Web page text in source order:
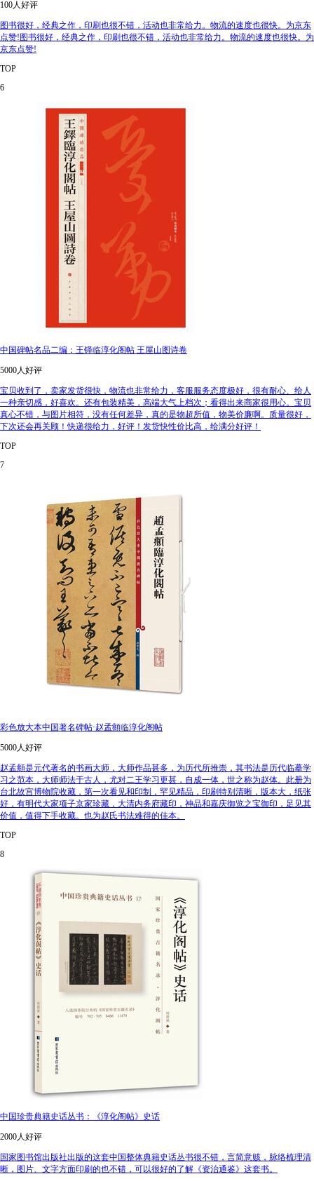
100人好评
图书很好，经典之作，印刷也很不错，活动也非常给力。物流的速度也很快。为京东
点赞!图书很好，经典之作，印刷也很不错，活动也非常给力。物流的速度也很快。为
京东点赞!
TOP
6
中国碑帖名品二编：王铎临淳化阁帖 王屋山图诗卷
5000人好评
宝贝收到了，卖家发货很快，物流也非常给力，客服服务态度极好，很有耐心、给人
一种亲切感，好喜欢。还有包装精美，高端大气上档次；看得出来商家很用心。宝贝
真心不错，与图片相符，没有任何差异，真的是物超所值，物美价廉啊。质量很好，
下次还会再关顾！快递很给力，好评！发货快性价比高，给满分好评！
TOP
7
彩色放大本中国著名碑帖·赵孟頫临淳化阁帖
5000人好评
赵孟頫是元代著名的书画大师，大师作品甚多，为历代所推崇，其书法是历代临摹学
习之范本，大师师法于古人，尤对二王学习更甚，自成一体，世之称为赵体。此册为
台北故宫博物院收藏，第一次看见和印制，罕见精品，印刷特别清晰，版本大，纸张
好，有明代大家项子京家珍藏，大清内务府藏印，神品和嘉庆御览之宝御印，足见其
价值，值得下手收藏。也为赵氏书法难得的佳本。
TOP
8
中国珍贵典籍史话丛书：《淳化阁帖》史话
2000人好评
国家图书馆出版社出版的这套中国整体典籍史话丛书很不错，言简意赅，脉络梳理清
晰，图片、文字方面印刷的也不错，可以很好的了解《资治通鉴》这套书。